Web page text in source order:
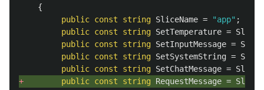
{
public const string SliceName = "app" ;
public const string SetTemperature =
public const string SetInputMessage =
public const string SetSystemString =
public const string SetChatMessage =
+
public const string RequestMessage =